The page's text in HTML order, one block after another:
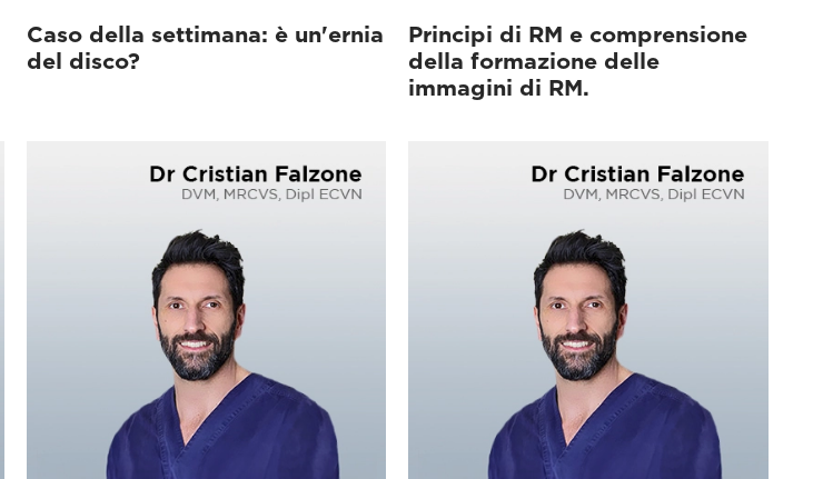
Caso della settimana: è un'ernia
del disco?
Principi di RM e comprensione
della formazione delle
immagini di RM.